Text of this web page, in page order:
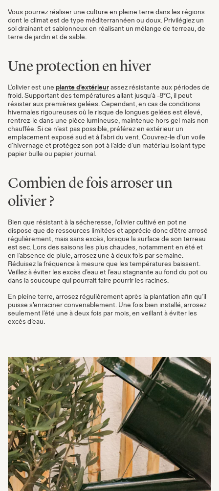
Vous pourrez réaliser une culture en pleine terre dans les régions
dont le climat est de type méditerrannéen ou doux. Privilégiez un
sol drainant et sablonneux en réalisant un mélange de terreau, de
terre de jardin et de sable.
Une protection en hiver
L’olivier est une plante d'extérieur assez résistante aux périodes de
froid. Supportant des températures allant jusqu'à -8°C, il peut
résister aux premières gelées. Cependant, en cas de conditions
hivernales rigoureuses où le risque de longues gelées est élevé,
rentrez-le dans une pièce lumineuse, maintenue hors gel mais non
chauffée. Si ce n’est pas possible, préférez en extérieur un
emplacement exposé sud et à l’abri du vent. Couvrez-le d'un voile
d'hivernage et protégez son pot à l’aide d’un matériau isolant type
papier bulle ou papier journal.
Combien de fois arroser un
olivier ?
Bien que résistant à la sécheresse, l’olivier cultivé en pot ne
dispose que de ressources limitées et apprécie donc d’être arrosé
régulièrement, mais sans excès, lorsque la surface de son terreau
est sec. Lors des saisons les plus chaudes, notamment en été et
en l’absence de pluie, arrosez une à deux fois par semaine.
Réduisez la fréquence à mesure que les températures baissent.
Veillez à éviter les excès d’eau et l’eau stagnante au fond du pot ou
dans la soucoupe qui pourrait faire pourrir les racines.
En pleine terre, arrosez régulièrement après la plantation afin qu’il
puisse s’enraciner convenablement. Une fois bien installé, arrosez
seulement l’été une à deux fois par mois, en veillant à éviter les
excès d’eau.